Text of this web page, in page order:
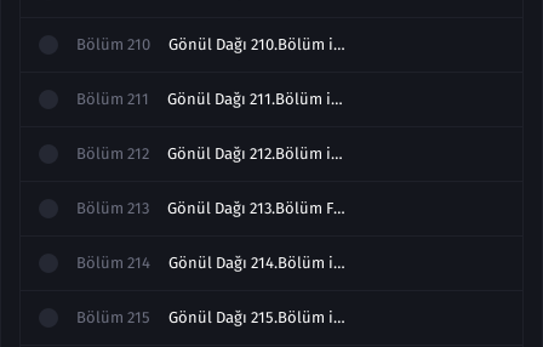
Bölüm 210 Gönül Dağı 210.Bölüm izle
Bölüm 211 Gönül Dağı 211.Bölüm izle
Bölüm 212 Gönül Dağı 212.Bölüm izle Full
Bölüm 213 Gönül Dağı 213.Bölüm Full izle
Bölüm 214 Gönül Dağı 214.Bölüm izle
Bölüm 215 Gönül Dağı 215.Bölüm izle